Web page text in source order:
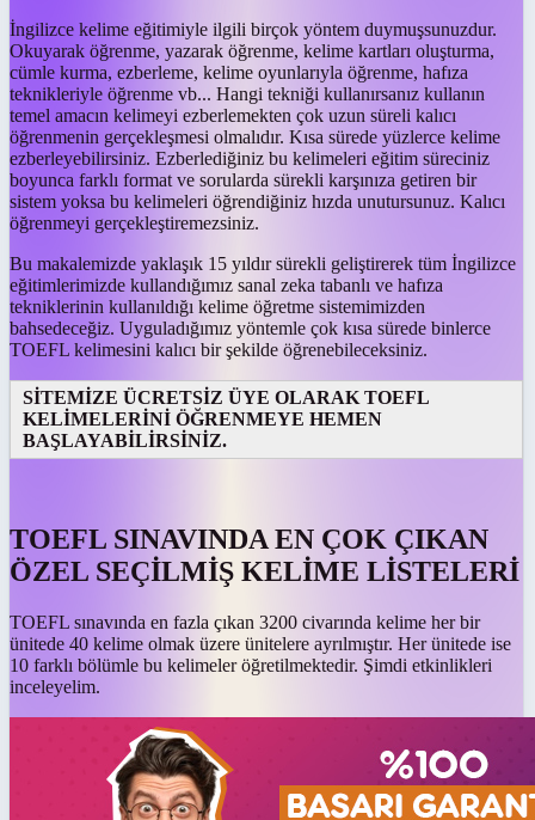
İngilizce kelime eğitimiyle ilgili birçok yöntem duymuşsunuzdur.
Okuyarak öğrenme, yazarak öğrenme, kelime kartları oluşturma,
cümle kurma, ezberleme, kelime oyunlarıyla öğrenme, hafıza
teknikleriyle öğrenme vb... Hangi tekniği kullanırsanız kullanın
temel amacın kelimeyi ezberlemekten çok uzun süreli kalıcı
öğrenmenin gerçekleşmesi olmalıdır. Kısa sürede yüzlerce kelime
ezberleyebilirsiniz. Ezberlediğiniz bu kelimeleri eğitim süreciniz
boyunca farklı format ve sorularda sürekli karşınıza getiren bir
sistem yoksa bu kelimeleri öğrendiğiniz hızda unutursunuz. Kalıcı
öğrenmeyi gerçekleştiremezsiniz.
Bu makalemizde yaklaşık 15 yıldır sürekli geliştirerek tüm İngilizce
eğitimlerimizde kullandığımız sanal zeka tabanlı ve hafıza
tekniklerinin kullanıldığı kelime öğretme sistemimizden
bahsedeceğiz. Uyguladığımız yöntemle çok kısa sürede binlerce
TOEFL kelimesini kalıcı bir şekilde öğrenebileceksiniz.
SİTEMİZE ÜCRETSİZ ÜYE OLARAK TOEFL
KELİMELERİNİ ÖĞRENMEYE HEMEN
BAŞLAYABİLİRSİNİZ.
TOEFL SINAVINDA EN ÇOK ÇIKAN
ÖZEL SEÇİLMİŞ KELİME LİSTELERİ
TOEFL sınavında en fazla çıkan 3200 civarında kelime her bir
ünitede 40 kelime olmak üzere ünitelere ayrılmıştır. Her ünitede ise
10 farklı bölümle bu kelimeler öğretilmektedir. Şimdi etkinlikleri
inceleyelim.